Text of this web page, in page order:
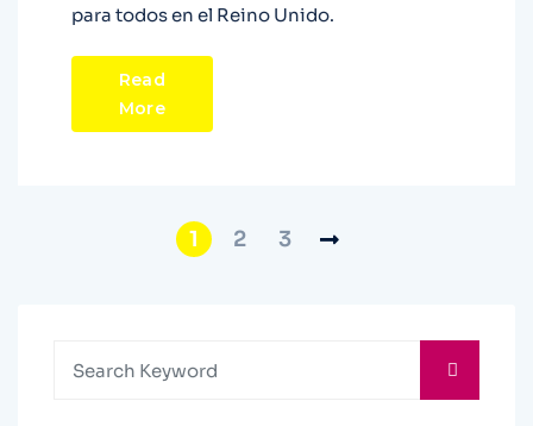
para todos en el Reino Unido.
Read
More
1 2 3